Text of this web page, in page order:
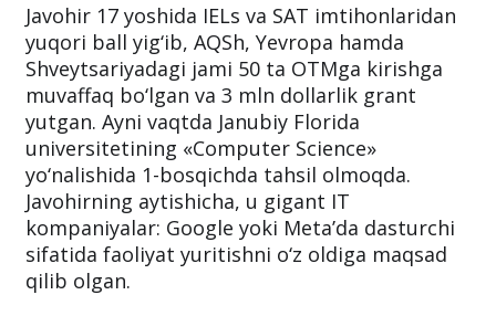
Javohir 17 yoshida IELs va SAT imtihonlaridan
yuqori ball yig‘ib, AQSh, Yevropa hamda
Shveytsariyadagi jami 50 ta OTMga kirishga
muvaffaq bo‘lgan va 3 mln dollarlik grant
yutgan. Ayni vaqtda Janubiy Florida
universitetining «Computer Science»
yo‘nalishida 1-bosqichda tahsil olmoqda.
Javohirning aytishicha, u gigant IT
kompaniyalar: Google yoki Metaʼda dasturchi
sifatida faoliyat yuritishni o‘z oldiga maqsad
qilib olgan.